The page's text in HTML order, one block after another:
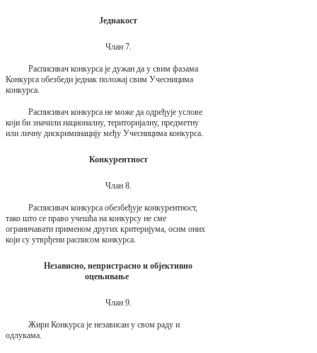
Једнакост
Члан 7.
Расписивач конкурса је дужан да у свим фазама
Конкурса обезбеди једнак положај свим Учесницима
конкурса.
Расписивач конкурса не може да одређује услове
који би значили националну, територијалну, предметну
или личну дискриминацију међу Учесницима конкурса.
Конкурентност
Члан 8.
Расписивач конкурса обезбеђује конкурентност,
тако што се право учешћа на конкурсу не сме
ограничавати применом других критеријума, осим оних
који су утврђени расписом конкурса.
Независно, непристрасно и објективно
оцењивање
Члан 9.
Жири Конкурса је независан у свом раду и
одлукама.